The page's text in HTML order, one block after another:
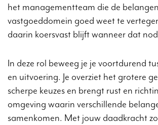
het managementteam die de
vastgoeddomein goed weet te
daarin koersvast blijft wanneer dat
In deze rol beweeg je je voortdurend
en uitvoering. Je overziet het grotere
scherpe keuzes en brengt rust en
omgeving waarin verschillende
samenkomen. Met jouw daadkracht